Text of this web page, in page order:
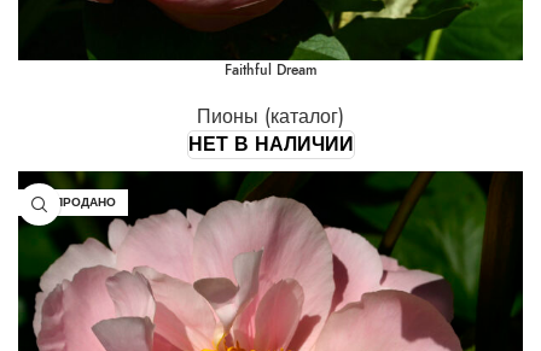
Faithful Dream
Пионы (каталог)
НЕТ В НАЛИЧИИ
РАСПРОДАНО